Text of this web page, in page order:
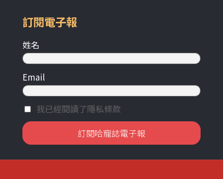
訂閱電子報
姓名
Email
我已經閱讀了隱私條款